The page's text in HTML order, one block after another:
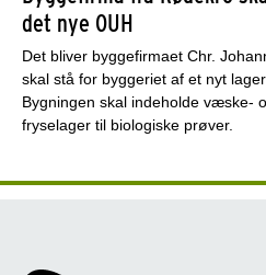
det nye OUH
Det bliver byggefirmaet Chr.
skal stå for byggeriet af et nyt
Bygningen skal indeholde væske-
fryselager til biologiske prøver.